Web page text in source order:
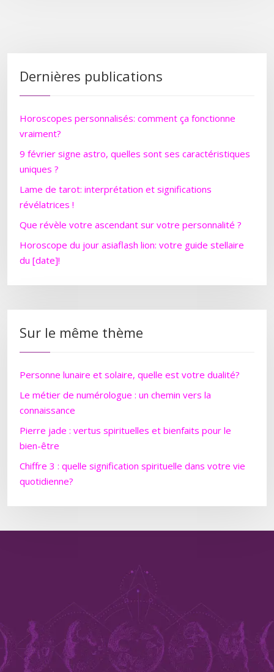
Dernières publications
Horoscopes personnalisés: comment ça fonctionne
vraiment?
9 février signe astro, quelles sont ses caractéristiques
uniques ?
Lame de tarot: interprétation et significations
révélatrices !
Que révèle votre ascendant sur votre personnalité ?
Horoscope du jour asiaflash lion: votre guide stellaire
du [date]!
Sur le même thème
Personne lunaire et solaire, quelle est votre dualité?
Le métier de numérologue : un chemin vers la
connaissance
Pierre jade : vertus spirituelles et bienfaits pour le
bien-être
Chiffre 3 : quelle signification spirituelle dans votre vie
quotidienne?